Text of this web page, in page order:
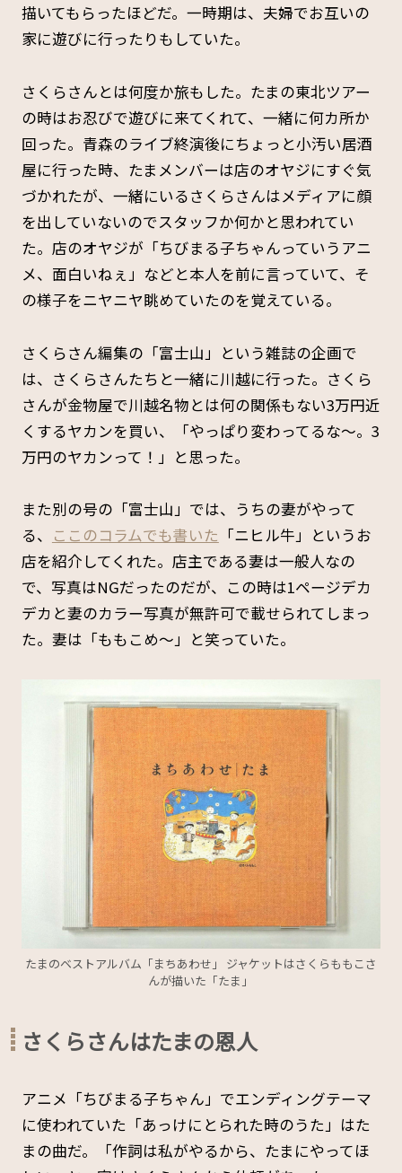
描いてもらったほどだ。一時期は、夫婦でお互いの
家に遊びに行ったりもしていた。
さくらさんとは何度か旅もした。たまの東北ツアー
の時はお忍びで遊びに来てくれて、一緒に何カ所か
回った。青森のライブ終演後にちょっと小汚い居酒
屋に行った時、たまメンバーは店のオヤジにすぐ気
づかれたが、一緒にいるさくらさんはメディアに顔
を出していないのでスタッフか何かと思われてい
た。店のオヤジが「ちびまる子ちゃんっていうアニ
メ、面白いねぇ」などと本人を前に言っていて、そ
の様子をニヤニヤ眺めていたのを覚えている。
さくらさん編集の「富士山」という雑誌の企画で
は、さくらさんたちと一緒に川越に行った。さくら
さんが金物屋で川越名物とは何の関係もない3万円近
くするヤカンを買い、「やっぱり変わってるな～。3
万円のヤカンって！」と思った。
また別の号の「富士山」では、うちの妻がやって
る、 ここのコラムでも書いた 「ニヒル牛」というお
店を紹介してくれた。店主である妻は一般人なの
で、写真はNGだったのだが、この時は1ページデカ
デカと妻のカラー写真が無許可で載せられてしまっ
た。妻は「ももこめ～」と笑っていた。
たまのベストアルバム「まちあわせ」 ジャケットはさくらももこさ
んが描いた「たま」
さくらさんはたまの恩人
アニメ「ちびまる子ちゃん」でエンディングテーマ
に使われていた「あっけにとられた時のうた」はた
まの曲だ。「作詞は私がやるから、たまにやってほ